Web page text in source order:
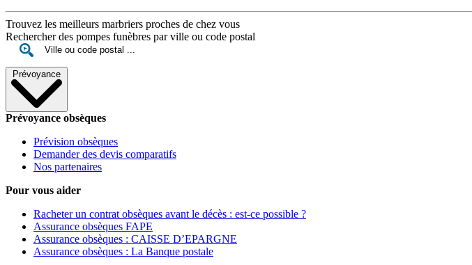
Trouvez les meilleurs marbriers proches de chez vous
Rechercher des pompes funèbres par ville ou code postal
Prévoyance
Prévoyance obsèques
Prévision obsèques
Demander des devis comparatifs
Nos partenaires
Pour vous aider
Racheter un contrat obsèques avant le décès : est-ce possible ?
Assurance obsèques FAPE
Assurance obsèques : CAISSE D’EPARGNE
Assurance obsèques : La Banque postale